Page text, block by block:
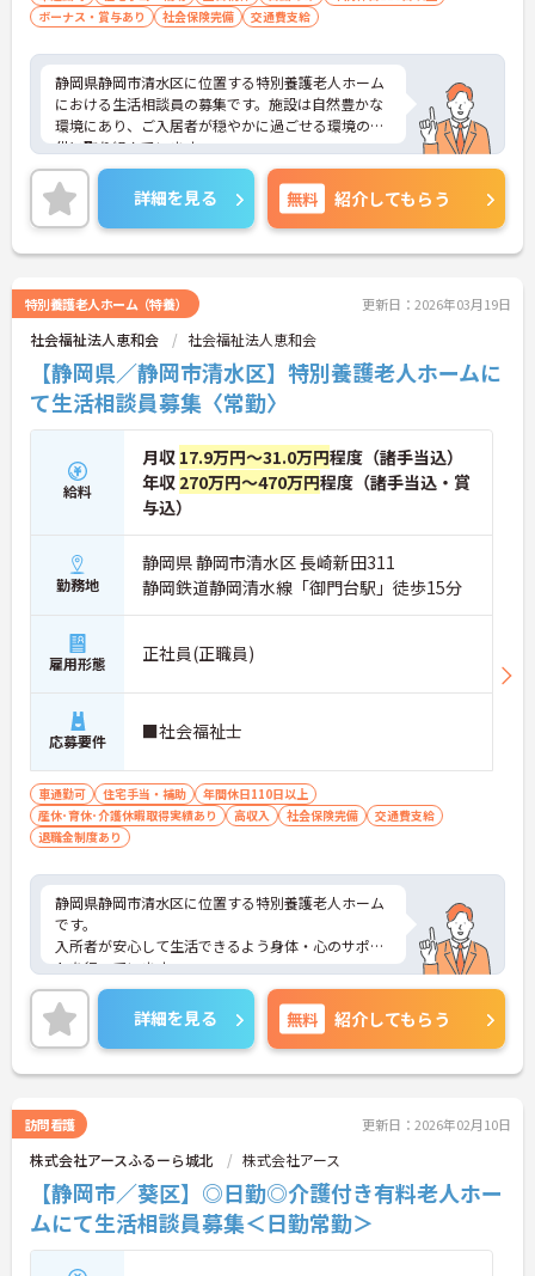
ボーナス・賞与あり
社会保険完備 交通費支給
静岡県静岡市清水区に位置する特別養護老人ホーム
における生活相談員の募集です。施設は自然豊かな
環境にあり、ご入居者が穏やかに過ごせる環境の提
供に取り組んでいます。
年間休日124日＆土日祝はお休みなので、プライベ
ートを大切にしながらご勤務いただけます。また、
賞与3.95ヶ月分の支給実績があり、頑張りがきちん
と評価される職場です。
ご興味のある方には、面接対策ポイントなど、さら
さい！
詳細を見る 無料 紹介してもらう
特別養護老人ホーム（特養） 更新日：2026年03月19日
社会福祉法人恵和会 社会福祉法人恵和会
【静岡県／静岡市清水区】特別養護老人ホームに
て生活相談員募集〈常勤〉
給料
月収 17.9万円～31.0万円程度（諸手当込）
年収 270万円～470万円程度（諸手当込・賞
与込）
勤務地
静岡県 静岡市清水区 長崎新田311
静岡鉄道静岡清水線「御門台駅」徒歩15分
雇用形態 正社員(正職員)
応募要件 ■社会福祉士
車通勤可 住宅手当・補助
年間休日110日以上
産休･育休･介護休暇取得実績あり
高収入 社会保険完備
交通費支給
退職金制度あり
静岡県静岡市清水区に位置する特別養護老人ホーム
です。
入所者が安心して生活できるよう身体・心のサポー
トを行っています。
月10日前後のお休みがあり、年間休日120日以上と
しっかりお休みいただけます。オンオフのメリハリ
つけて働きたい方にはおススメの求人です。
ご興味ある方には、面接対策ポイントなど、さらに
詳細をお話しいたしますのでお気軽にご相談くださ
詳細を見る 無料 紹介してもらう
訪問看護 更新日：2026年02月10日
株式会社アースふるーら城北 株式会社アース
【静岡市／葵区】◎日勤◎介護付き有料老人ホー
ムにて生活相談員募集＜日勤常勤＞